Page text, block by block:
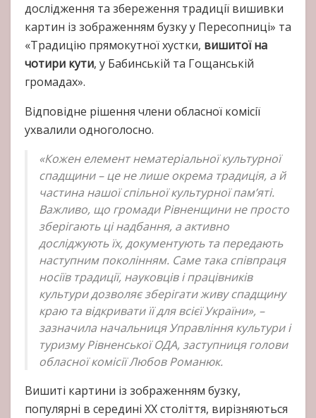
дослідження та збереження традиції вишивки
картин із зображенням бузку у Пересопниці» та
«Традицію прямокутної хустки, вишитої на
чотири кути, у Бабинській та Гощанській
громадах».
Відповідне рішення члени обласної комісії
ухвалили одноголосно.
«Кожен елемент нематеріальної культурної
спадщини – це не лише окрема традиція, а й
частина нашої спільної культурної пам’яті.
Важливо, що громади Рівненщини не просто
зберігають ці надбання, а активно
досліджують їх, документують та передають
наступним поколінням. Саме така співпраця
носіїв традиції, науковців і працівників
культури дозволяє зберігати живу спадщину
краю та відкривати її для всієї України», –
зазначила начальниця Управління культури і
туризму Рівненської ОДА, заступниця голови
обласної комісії Любов Романюк.
Вишиті картини із зображенням бузку,
популярні в середині ХХ століття, вирізняються